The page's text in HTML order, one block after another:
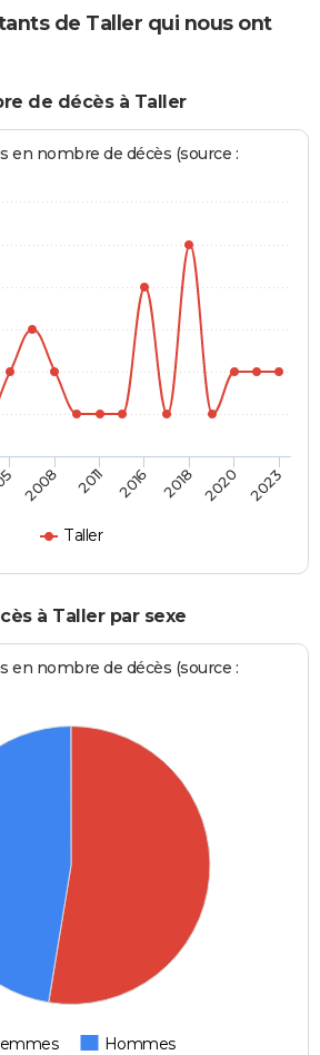
de Taller qui nous ont
de décès à Taller
en nombre de décès (source :
Taller
2008 2011 2016 2018 2020 2023
à Taller par sexe
en nombre de décès (source :
Hommes